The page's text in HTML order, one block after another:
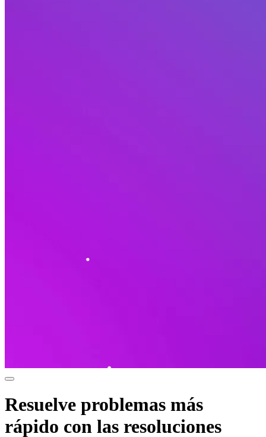
Resuelve problemas más
rápido con las resoluciones